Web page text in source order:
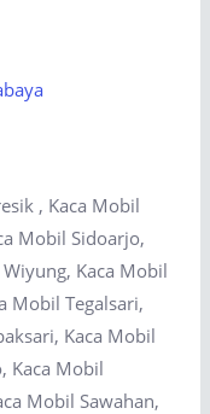
, Kaca Mobil
Mobil Sidoarjo,
Kaca Mobil
Mobil Tegalsari,
Kaca Mobil
Kaca Mobil
Mobil Sawahan,